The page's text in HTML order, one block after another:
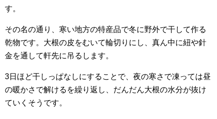
す。
その名の通り、寒い地方の特産品で冬に野外で干して作る
乾物です。大根の皮をむいて輪切りにし、真ん中に紐や針
金を通して軒先に吊るします。
3日ほど干しっぱなしにすることで、夜の寒さで凍っては昼
の暖かさで解けるを繰り返し、だんだん大根の水分が抜け
ていくそうです。